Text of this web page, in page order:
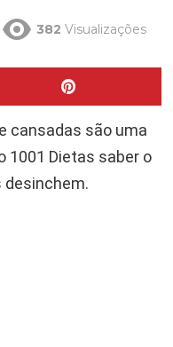
382 Visualizações
cansadas são uma
1001 Dietas saber o
desinchem.